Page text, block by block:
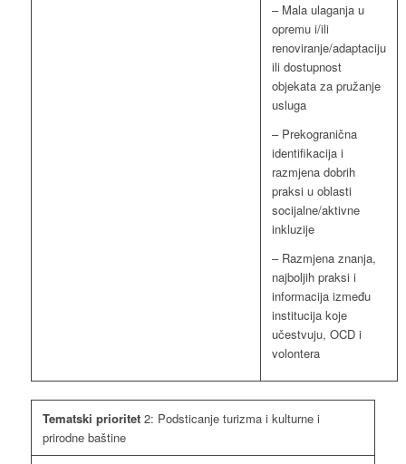
– Mala ulaganja u
opremu i/ili
renoviranje/adaptaciju
ili dostupnost
objekata za pružanje
usluga
– Prekogranična
identifikacija i
razmjena dobrih
praksi u oblasti
socijalne/aktivne
inkluzije
– Razmjena znanja,
najboljih praksi i
informacija između
institucija koje
učestvuju, OCD i
volontera
Tematski prioritet2: Podsticanje turizma i kulturne i
prirodne baštine